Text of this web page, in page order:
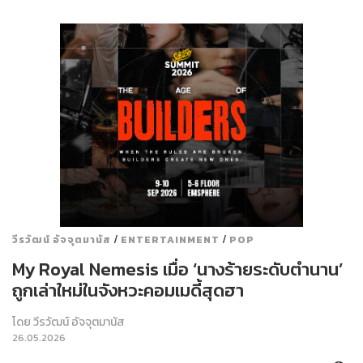
วีรวัฒน์ อัจจุตมานัส / ENTERTAINMENT / POP
My Royal Nemesis เมื่อ ‘นางร้ายระดับตำนาน’
ถูกเล่าใหม่ในจังหวะคอมเมดี้สุดฮา
โดยวีรวัฒน์ อัจจุตมานัส
26.05.2026